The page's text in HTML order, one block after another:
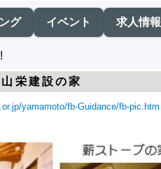
グ イベント 求人情報
山栄建設の家
yamamoto/fb-Guidance/fb-pic.htm